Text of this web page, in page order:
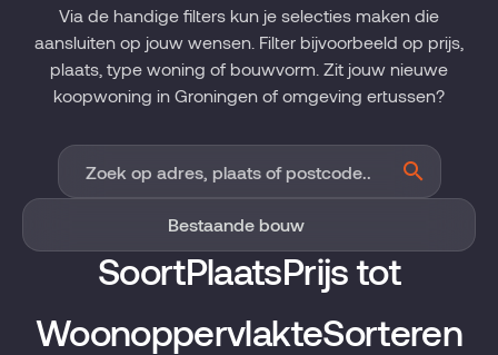
Via de handige filters kun je selecties maken die
aansluiten op jouw wensen. Filter bijvoorbeeld op prijs,
plaats, type woning of bouwvorm. Zit jouw nieuwe
koopwoning in Groningen of omgeving ertussen?
SoortPlaatsPrijs tot
WoonoppervlakteSorteren